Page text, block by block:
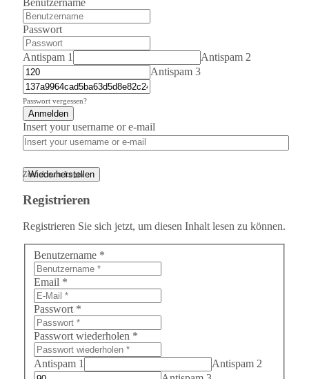
Benutzername
Passwort
Antispam 1
Antispam 2
Antispam 3
Passwort vergessen?
Anmelden
Insert your username or e-mail
Zurück zum Login
Wiederherstellen
Registrieren
Registrieren Sie sich jetzt, um diesen Inhalt lesen zu können.
Benutzername *
Email *
Passwort *
Passwort wiederholen *
Antispam 1
Antispam 2